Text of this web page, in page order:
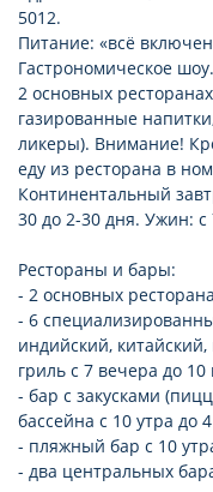
5012.
Питание: «всё
Гастрономическое
2 основных
газированные
ликеры). Внимание!
еду из ресторана в
Континентальный
30 до 2-30 дня. Ужин:
Рестораны и бары:
- 2 основных
- 6
индийский,
гриль с 7 вечера до 10
- бар с закусками
бассейна с 10 утра до
- пляжный бар с 10
- два центральных